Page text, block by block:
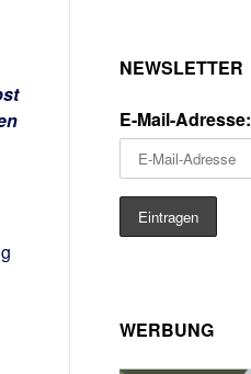
NEWSLETTER
E-Mail-Adresse:
WERBUNG